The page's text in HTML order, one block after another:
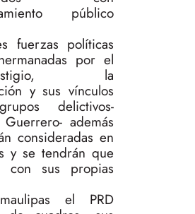
público
fuerzas políticas
por el
la
y sus vínculos
delictivos-
además
consideradas en
y se tendrán que
con sus propias
el PRD